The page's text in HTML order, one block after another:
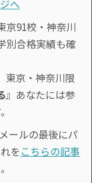
へ
京91校・神奈川
別合格実績も確
東京・神奈川限
』あなたには参
ールの最後にパ
を こちらの記事